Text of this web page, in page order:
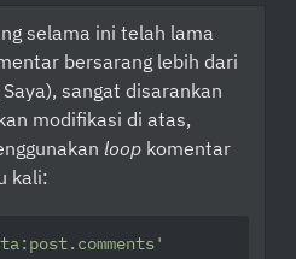
selama ini telah lama
bersarang lebih dari
sangat disarankan
modifikasi di atas,
loop komentar
kali: